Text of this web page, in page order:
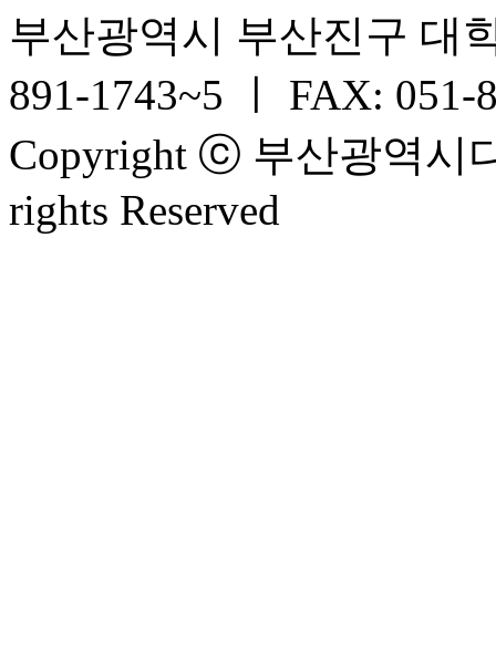
부산광역시 부산진구 대
891-1743~5 ㅣ FAX: 051-
Copyright ⓒ 부산광역시
rights Reserved